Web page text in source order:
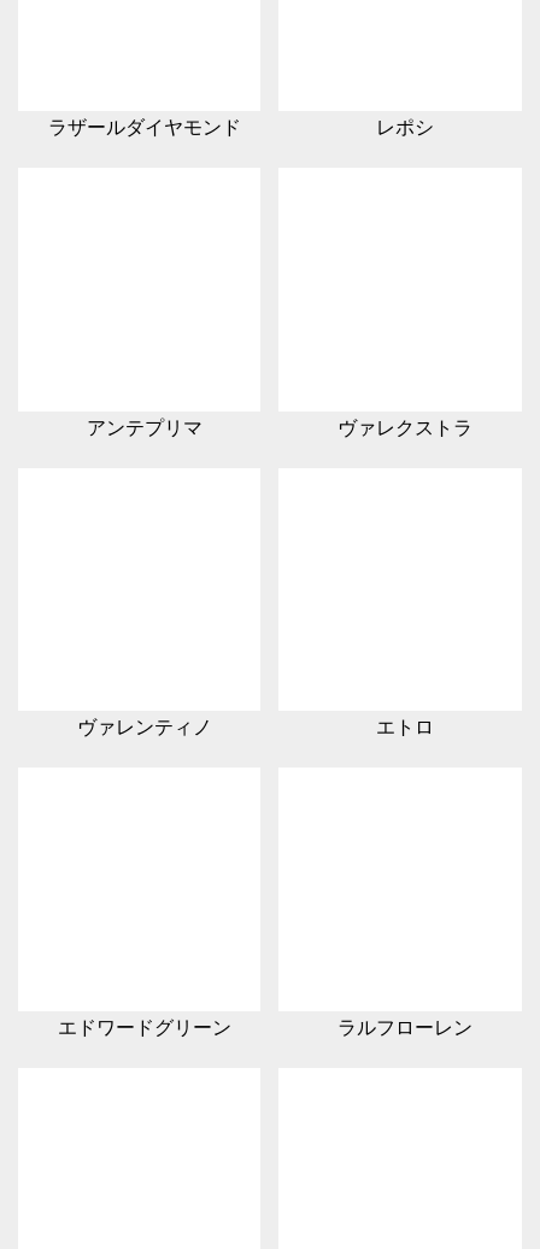
ラザールダイヤモンド レポシ
アンテプリマ ヴァレクストラ
ヴァレンティノ エトロ
エドワードグリーン ラルフローレン